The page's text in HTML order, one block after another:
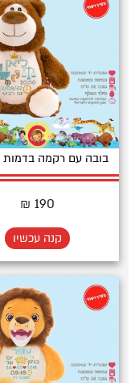
בובה עם רקמה בדמות
190 ₪
קנה עכשיו